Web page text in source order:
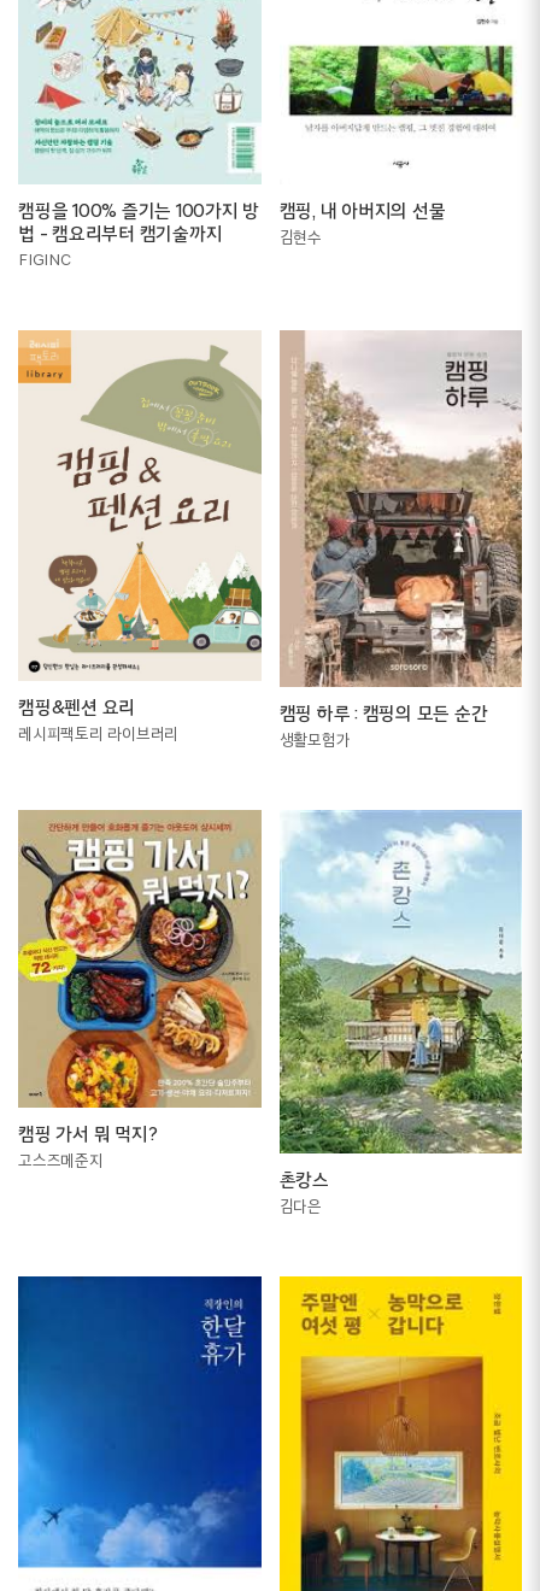
캠핑을 100% 즐기는 100가지 방
법 - 캠요리부터 캠기술까지
FIGINC
캠핑, 내 아버지의 선물
김현수
캠핑&펜션 요리
레시피팩토리 라이브러리
캠핑 하루 : 캠핑의 모든 순간
생활모험가
캠핑 가서 뭐 먹지?
고스즈메준지
촌캉스
김다은